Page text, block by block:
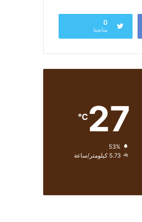
0
متابعينا
27
℃
الرطوبة:
الرياح:5.73 كيلومتر/ساعة